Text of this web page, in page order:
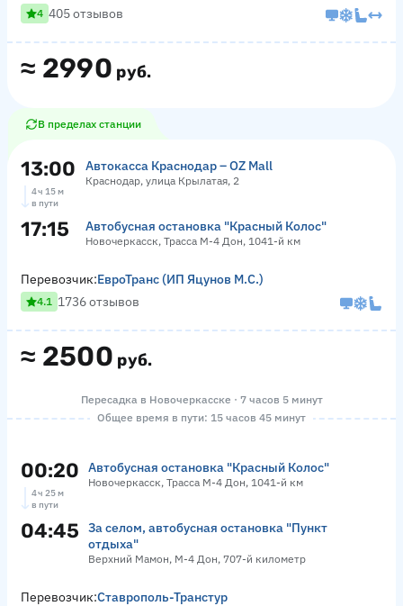
≈ 2990 руб.
4 405 отзывов
В пределах станции
13:00 Автокасса Краснодар – OZ Mall
Краснодар, улица Крылатая, 2
4 ч 15 м
в пути
17:15 Автобусная остановка "Красный Колос"
Новочеркасск, Трасса М-4 Дон, 1041-й км
≈ 2500 руб.
Перевозчик:ЕвроТранс (ИП Яцунов М.С.)
4.1 1736 отзывов
Пересадка в Новочеркасске · 7 часов 5 минут
Общее время в пути: 15 часов 45 минут
00:20 Автобусная остановка "Красный Колос"
Новочеркасск, Трасса М-4 Дон, 1041-й км
4 ч 25 м
в пути
04:45
За селом, автобусная остановка "Пункт
отдыха"
Верхний Мамон, М-4 Дон, 707-й километр
Перевозчик:Ставрополь-Транстур